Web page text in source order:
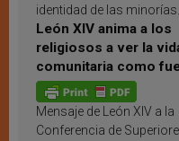
identidad de las minorías.
León XIV anima a los
religiosos a ver la
comunitaria como
inspiración y
Mensaje de León XIV a la
Conferencia de